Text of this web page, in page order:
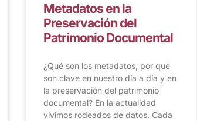
Metadatos en la
Preservación del
Patrimonio Documental
¿Qué son los metadatos, por qué
son clave en nuestro día a día y en
la preservación del patrimonio
documental? En la actualidad
vivimos rodeados de datos. Cada